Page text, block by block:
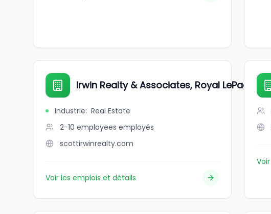
Irwin Realty & Associates, Royal LePage
Industrie: Real Estate
2-10 employees employés
scottirwinrealty.com
Voir les emplois et détails